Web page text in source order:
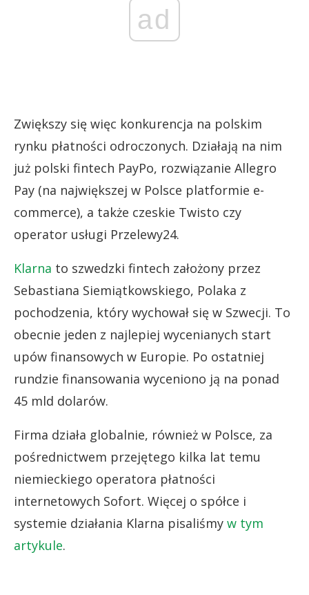
ad
Zwiększy się więc konkurencja na polskim
rynku płatności odroczonych. Działają na nim
już polski fintech PayPo, rozwiązanie Allegro
Pay (na największej w Polsce platformie e-
commerce), a także czeskie Twisto czy
operator usługi Przelewy24.
Klarna to szwedzki fintech założony przez
Sebastiana Siemiątkowskiego, Polaka z
pochodzenia, który wychował się w Szwecji. To
obecnie jeden z najlepiej wycenianych start
upów finansowych w Europie. Po ostatniej
rundzie finansowania wyceniono ją na ponad
45 mld dolarów.
Firma działa globalnie, również w Polsce, za
pośrednictwem przejętego kilka lat temu
niemieckiego operatora płatności
internetowych Sofort. Więcej o spółce i
systemie działania Klarna pisaliśmy w tym
artykule.